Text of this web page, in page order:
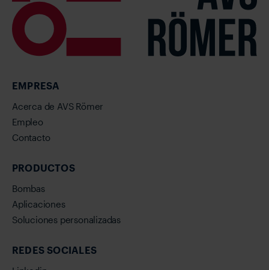
EMPRESA
Acerca de AVS Römer
Empleo
Contacto
PRODUCTOS
Bombas
Aplicaciones
Soluciones personalizadas
REDES SOCIALES